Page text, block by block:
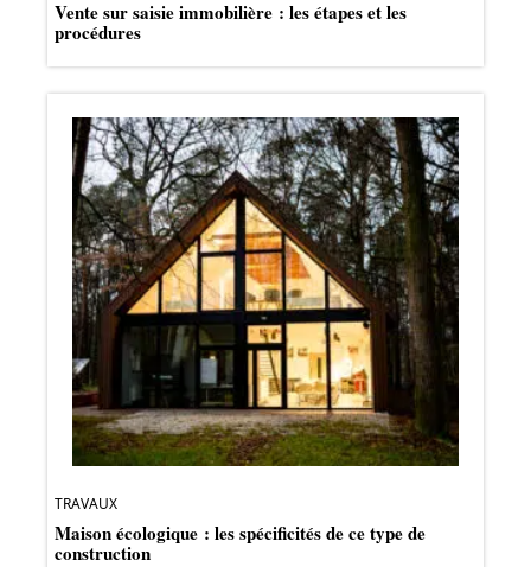
Vente sur saisie immobilière : les étapes et les
procédures
TRAVAUX
Maison écologique : les spécificités de ce type de
construction